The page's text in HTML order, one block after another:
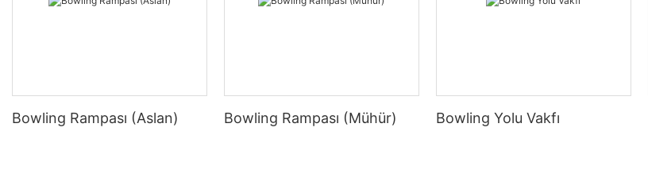
Bowling Rampası (Aslan) Bowling Rampası (Mühür) Bowling Yolu Vakfı